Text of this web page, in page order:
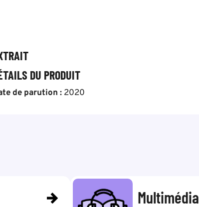
DU PRODUIT
de parution : 2020
Multimédia